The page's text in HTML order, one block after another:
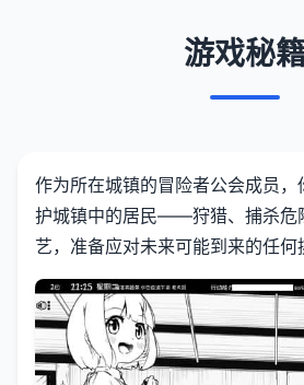
游戏秘
作为所在城镇的冒险者公会成员
护城镇中的居民——狩猎、捕杀危
艺，准备应对未来可能到来的任何